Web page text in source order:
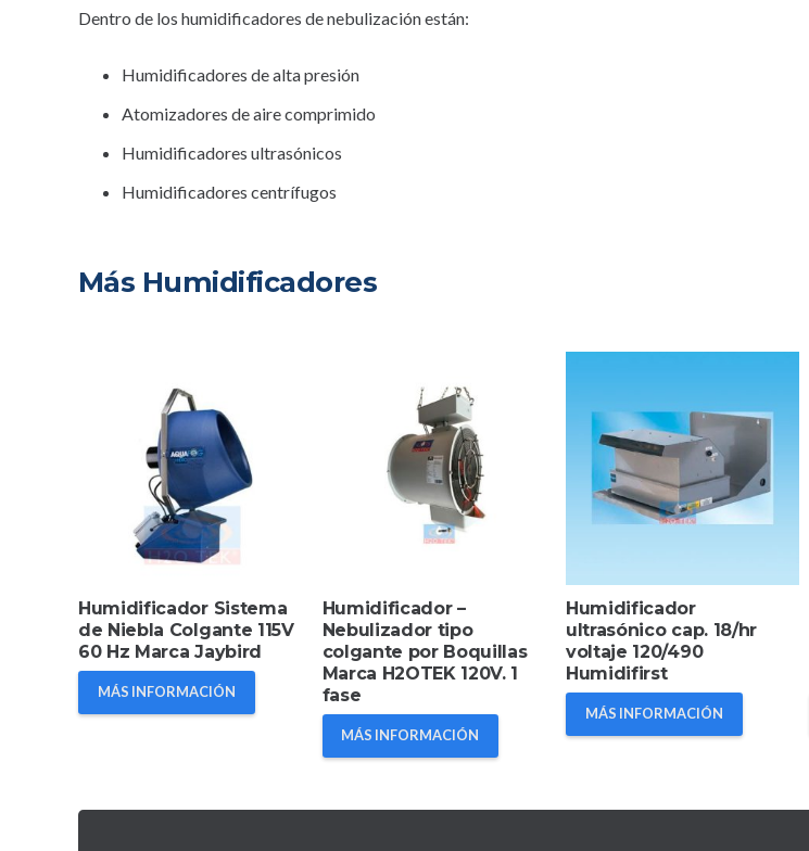
Dentro de los humidificadores de nebulización están:
Humidificadores de alta presión
Atomizadores de aire comprimido
Humidificadores ultrasónicos
Humidificadores centrífugos
Más Humidificadores
Humidificador Sistema
de Niebla Colgante 115V
60 Hz Marca Jaybird
MÁS INFORMACIÓN
Humidificador –
Nebulizador tipo
colgante por Boquillas
Marca H2OTEK 120V. 1
fase
MÁS INFORMACIÓN
Humidificador
ultrasónico cap. 18/hr
voltaje 120/490
Humidifirst
MÁS INFORMACIÓN